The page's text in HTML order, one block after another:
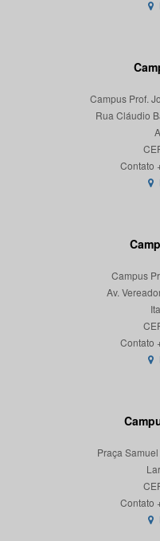
Campus Prof.
Rua Cláudio
Campus
Av.
Praça